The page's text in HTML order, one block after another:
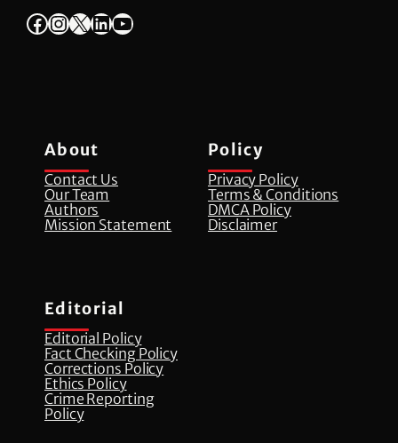
Facebook InstagramX LinkedIn YouTube
About
Contact Us
Our Team
Authors
Mission Statement
Policy
Privacy Policy
Terms & Conditions
DMCA Policy
Disclaimer
Editorial
Editorial Policy
Fact Checking Policy
Corrections Policy
⁠Ethics Policy
Crime Reporting
Policy